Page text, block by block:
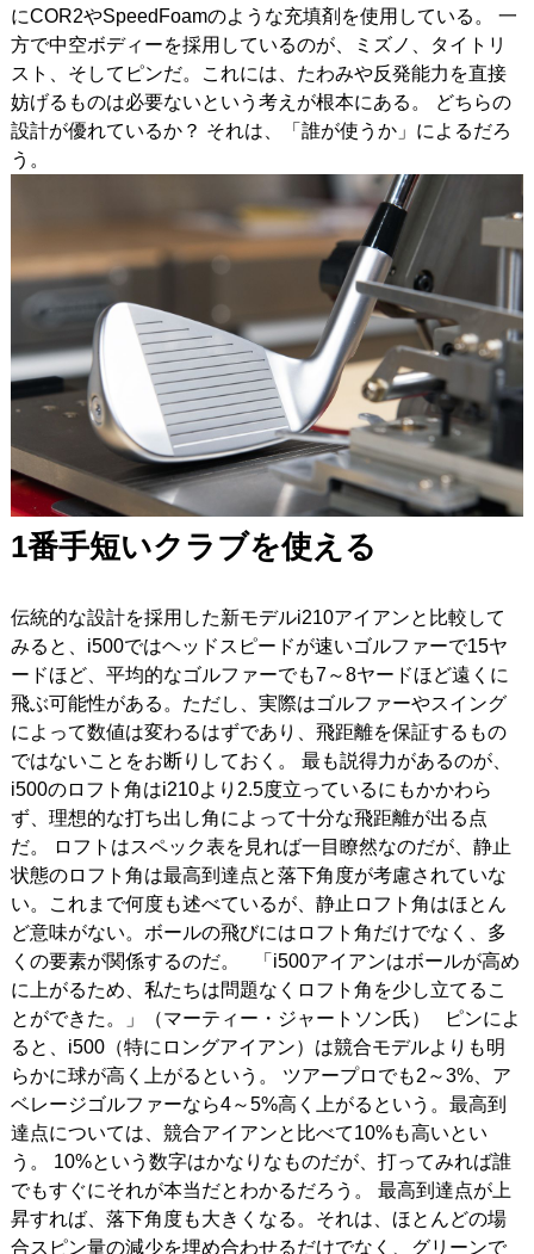
にCOR2やSpeedFoamのような充填剤を使用している。
一
方で中空ボディーを採用しているのが、ミズノ、タイトリ
スト、そしてピンだ。これには、たわみや反発能力を直接
妨げるものは必要ないという考えが根本にある。
どちらの
設計が優れているか？ それは、「誰が使うか」によるだろ
う。
1番手短いクラブを使える
伝統的な設計を採用した新モデルi210アイアンと比較して
みると、i500ではヘッドスピードが速いゴルファーで15ヤ
ードほど、平均的なゴルファーでも7～8ヤードほど遠くに
飛ぶ可能性がある。ただし、実際はゴルファーやスイング
によって数値は変わるはずであり、飛距離を保証するもの
ではないことをお断りしておく。
最も説得力があるのが、
i500のロフト角はi210より2.5度立っているにもかかわら
ず、理想的な打ち出し角によって十分な飛距離が出る点
だ。
ロフトはスペック表を見れば一目瞭然なのだが、静止
状態のロフト角は最高到達点と落下角度が考慮されていな
い。これまで何度も述べているが、静止ロフト角はほとん
ど意味がない。ボールの飛びにはロフト角だけでなく、多
くの要素が関係するのだ。
「i500アイアンはボールが高め
に上がるため、私たちは問題なくロフト角を少し立てるこ
とができた。」（マーティー・ジャートソン氏）
ピンによ
ると、i500（特にロングアイアン）は競合モデルよりも明
らかに球が高く上がるという。
ツアープロでも2～3%、ア
ベレージゴルファーなら4～5%高く上がるという。最高到
達点については、競合アイアンと比べて10%も高いとい
う。
10%という数字はかなりなものだが、打ってみれば誰
でもすぐにそれが本当だとわかるだろう。
最高到達点が上
昇すれば、落下角度も大きくなる。それは、ほとんどの場
合スピン量の減少を埋め合わせるだけでなく、グリーンで